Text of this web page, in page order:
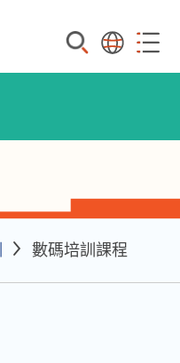
搜索 語言 菜單
數碼培訓課程